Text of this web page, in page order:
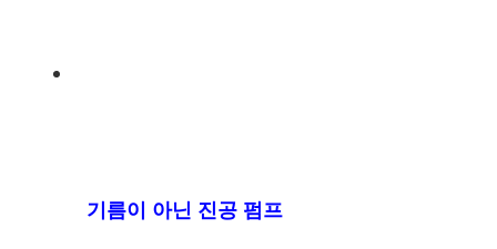
기름이 아닌 진공 펌프